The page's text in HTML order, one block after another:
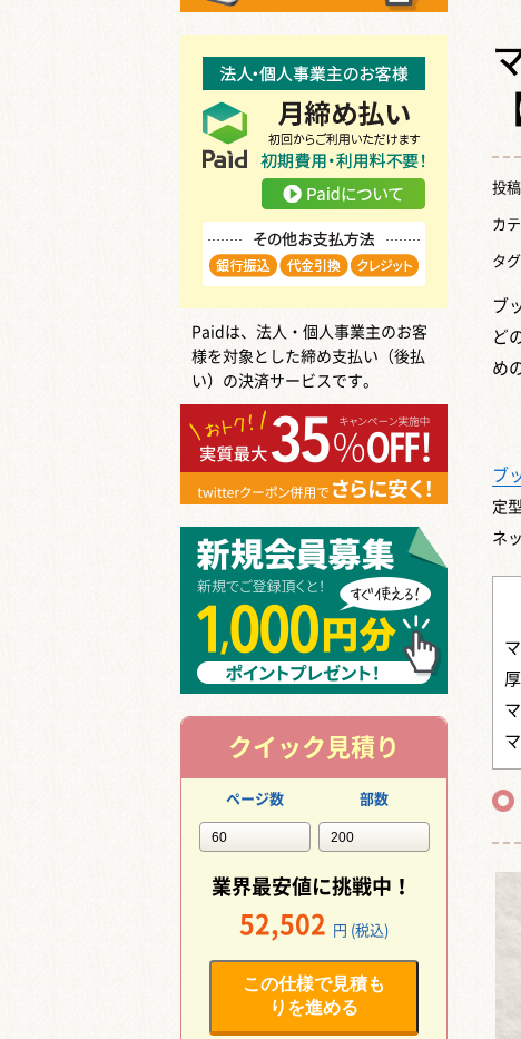
Paidは、法人・個人事業主のお客
様を対象とした締め支払い（後払
い）の決済サービスです。
クイック見積り
ページ数 部数
業界最安値に挑戦中！
52,502 円 (税込)
この仕様で見積も
りを進める
投稿
カ
タ
ブ
ど
め
ブ
定
ネ